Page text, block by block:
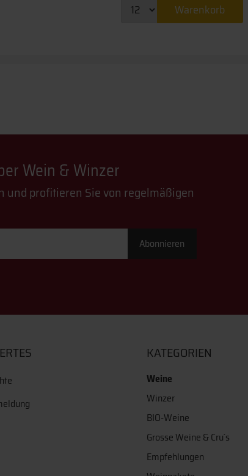
Warenkorb
Wein & Winzer
und profitieren Sie von regelmäßigen
Abonnieren
KATEGORIEN
Weine
Winzer
BIO-Weine
Grosse Weine & Cru´s
Empfehlungen